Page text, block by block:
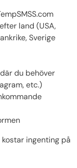
efter land (USA,
Sverige
du behöver
etc.)
ingenting på